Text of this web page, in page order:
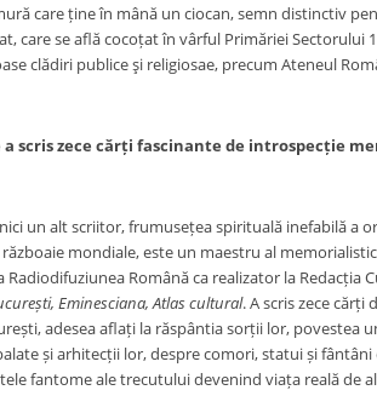
care ține în mână un ciocan, semn distinctiv
care se află cocoțat în vârful Primăriei Sectorului
clădiri publice şi religiosae, precum Ateneul
zece cărți fascinante de introspecție
un alt scriitor, frumusețea spirituală inefabilă a
mondiale, este un maestru al
Română ca realizator la Redacția
Eminesciana, Atlas cultural. A scris zece cărți
adesea aflați la răspântia sorții lor, povestea
și arhitecții lor, despre comori, statui și fântâni
fantome ale trecutului devenind viața reală de